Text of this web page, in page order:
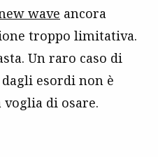
wave ancora
troppo limitativa.
Un raro caso di
esordi non è
di osare.